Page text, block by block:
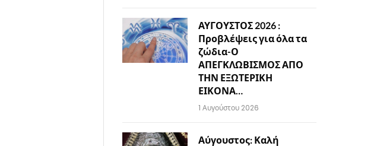
ΑΥΓΟΥΣΤΟΣ 2026 :
Προβλέψεις για όλα τα
ζώδια-Ο
ΑΠΕΓΚΛΩΒΙΣΜΟΣ ΑΠΟ
ΤΗΝ ΕΞΩΤΕΡΙΚΗ
ΕΙΚΟΝΑ…
1 Αυγούστου 2026
Αύγουστος: Καλή